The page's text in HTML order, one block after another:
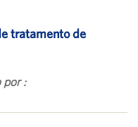
tratamento de
por :